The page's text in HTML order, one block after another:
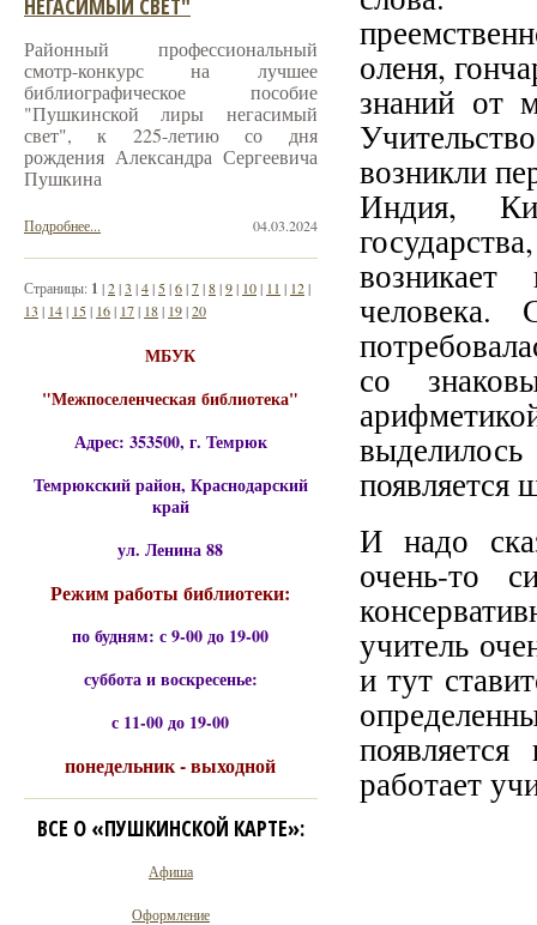
оленя,
знаний от
возникли
Индия,
человека.
со
появляется
И надо
очень-то
учитель
и тут
работает
НЕГАСИМЫЙ СВЕТ"
Районный профессиональный
смотр-конкурс на лучшее
библиографическое пособие
"Пушкинской лиры негасимый
свет", к 225-летию со дня
рождения Александра Сергеевича
Пушкина
04.03.2024
Подробнее...
Страницы: 1 |2|3 |4| 5|6|7|8|9| 10| 11 | 12|
13 | 14| 15| 16| 17| 18| 19|20
МБУК
"Межпоселенческая библиотека"
Адрес: 353500, г. Темрюк
Темрюкский район, Краснодарский
край
ул. Ленина 88
Режим работы библиотеки:
по будням: с 9-00 до 19-00
суббота и воскресенье:
с 11-00 до 19-00
понедельник - выходной
ВСЕ О «ПУШКИНСКОЙ КАРТЕ»:
Афиша
Оформление